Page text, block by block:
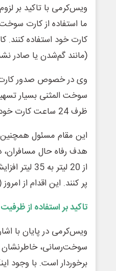
ویس‌کرمی با تاکید بر
ما استفاده از کارت
کارت خود استفاده کنند.
(مانند گم‌شدن یا
وی در خصوص صدور کارت
سوخت المثنی بسیار
ظرف 24 ساعت کارت خود را از ناحیه مربوطه دریافت کنند.
این مقام مسئول همچنین
از 20 لیتر
پر کنند. این اقدام از
تاکید بر استفاده از ظرفیت CNG
ویس‌کرمی در پایان با
برخوردار است. با وجود